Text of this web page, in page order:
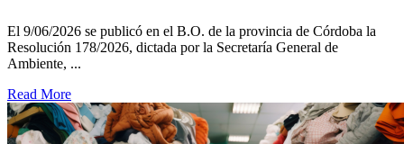
El 9/06/2026 se publicó en el B.O. de la provincia de Córdoba la
Resolución 178/2026, dictada por la Secretaría General de
Ambiente, ...
Read More